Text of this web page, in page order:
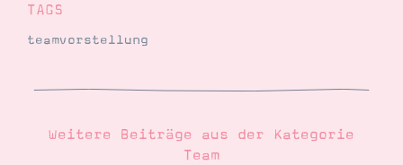
TAGS
teamvorstellung
Weitere Beiträge aus der Kategorie
Team